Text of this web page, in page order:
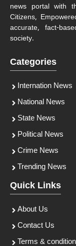
news portal with
Citizens,
accurate, fact-
society.
Categories
Internation News
National News
State News
Political News
Crime News
Trending News
Quick Links
About Us
Contact Us
Terms &